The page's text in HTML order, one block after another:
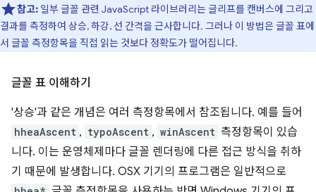
참고: 일부 글꼴 관련 JavaScript 라이브러리는 글리프를 캔버스에 그리고
결과를 측정하여 상승, 하강, 선 간격을 근사합니다. 그러나 이 방법은 글꼴 표에
서 글꼴 측정항목을 직접 읽는 것보다 정확도가 떨어집니다.
글꼴 표 이해하기
'상승'과 같은 개념은 여러 측정항목에서 참조됩니다. 예를 들어
hheaAscent , typoAscent , winAscent 측정항목이 있습
니다. 이는 운영체제마다 글꼴 렌더링에 다른 접근 방식을 취하
기 때문에 발생합니다. OSX 기기의 프로그램은 일반적으로